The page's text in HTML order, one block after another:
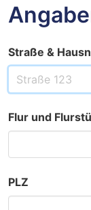
Straße &
Flur und
PLZ